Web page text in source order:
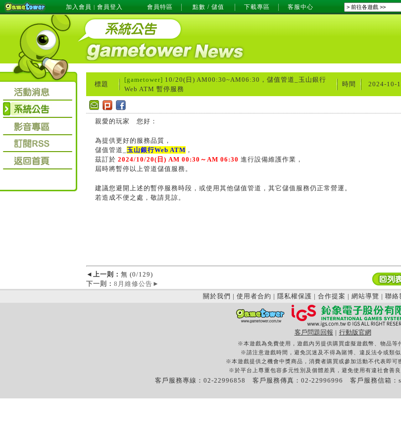
加入會員 | 會員登入 會員特區 點數 / 儲值 下載專區 客服中心
標題
[gametower] 10/20(日) AM00:30~AM06:30，儲值管道_玉山銀行
Web ATM 暫停服務
時間 2024-10-
親愛的玩家 您好：
為提供更好的服務品質，
儲值管道_ 玉山銀行Web ATM ，
茲訂於 2024/10/20(日) AM 00:30～AM 06:30 進行設備維護作業，
屆時將暫停以上管道儲值服務。
建議您避開上述的暫停服務時段，或使用其他儲值管道，其它儲值服務仍正常營運。
若造成不便之處，敬請見諒。
◄ 上一則： 無 (0/129)
下一則： 8月維修公告 ►
關於我們 | 使用者合約 | 隱私權保護 | 合作提案 | 網站導覽 | 聯絡
客戶問題回報 | 行動版官網
※本遊戲為免費使用，遊戲內另提供購買虛擬遊戲幣、物品等
※請注意遊戲時間，避免沉迷及不得為賭博、違反法令或類似
※本遊戲提供之機會中獎商品，消費者購買或參加活動不代表即可
※於平台上尊重包容多元性別及個體差異，避免使用有違社會善良
客戶服務專線：02-22996858 客戶服務傳真：02-22996996 客戶服務信箱：